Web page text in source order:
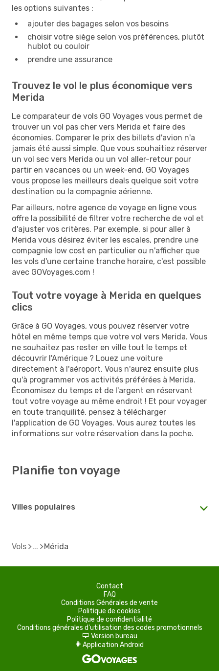
les options suivantes :
ajouter des bagages selon vos besoins
choisir votre siège selon vos préférences, plutôt
hublot ou couloir
prendre une assurance
Trouvez le vol le plus économique vers
Merida
Le comparateur de vols GO Voyages vous permet de
trouver un vol pas cher vers Merida et faire des
économies. Comparer le prix des billets d'avion n'a
jamais été aussi simple. Que vous souhaitiez réserver
un vol sec vers Merida ou un vol aller-retour pour
partir en vacances ou un week-end, GO Voyages
vous propose les meilleurs deals quelque soit votre
destination ou la compagnie aérienne.
Par ailleurs, notre agence de voyage en ligne vous
offre la possibilité de filtrer votre recherche de vol et
d'ajuster vos critères. Par exemple, si pour aller à
Merida vous désirez éviter les escales, prendre une
compagnie low cost en particulier ou n'afficher que
les vols d'une certaine tranche horaire, c'est possible
avec GOVoyages.com !
Tout votre voyage à Merida en quelques
clics
Grâce à GO Voyages, vous pouvez réserver votre
hôtel en même temps que votre vol vers Merida. Vous
ne souhaitez pas rester en ville tout le temps et
découvrir l'Amérique ? Louez une voiture
directement à l'aéroport. Vous n'aurez ensuite plus
qu'à programmer vos activités préférées à Merida.
Économisez du temps et de l'argent en réservant
tout votre voyage au même endroit ! Et pour voyager
en toute tranquilité, pensez à télécharger
l'application de GO Voyages. Vous aurez toutes les
informations sur votre réservation dans la poche.
Planifie ton voyage
Villes populaires
Vols Mérida
Contact
FAQ
Conditions Générales de vente
Politique de cookies
Politique de confidentialité
Conditions générales d'utilisation des codes promotionnels
d Version bureau
A Application Android